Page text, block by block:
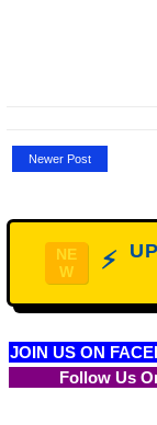
Newer Post
NE
W
⚡
JOIN US ON
Follow Us